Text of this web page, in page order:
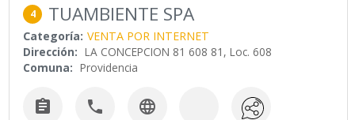
4 TUAMBIENTE SPA
Categoría: VENTA POR INTERNET
Dirección: LA CONCEPCION 81 608 81, Loc. 608
Comuna: Providencia
  